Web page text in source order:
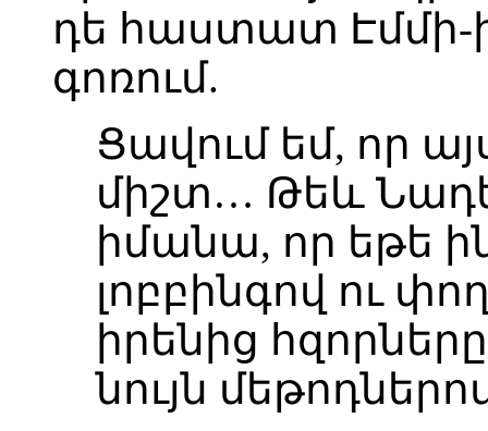
դե հաստատ Էմմի-ի
գոռում.
Ցավում եմ, որ
միշտ… Թեև
իմանա, որ եթե
լոբբինգով ու
իրենից
նույն